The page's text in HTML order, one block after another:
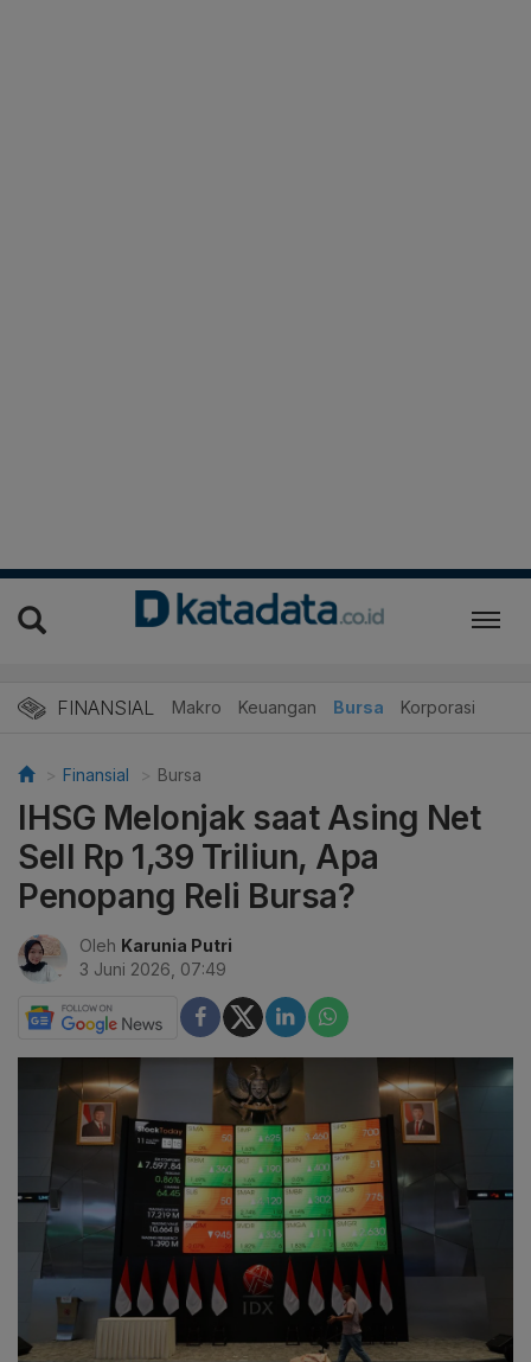
FINANSIAL Makro Keuangan Bursa Korporasi
Finansial Bursa
IHSG Melonjak saat Asing Net
Sell Rp 1,39 Triliun, Apa
Penopang Reli Bursa?
Oleh Karunia Putri
3 Juni 2026, 07:49